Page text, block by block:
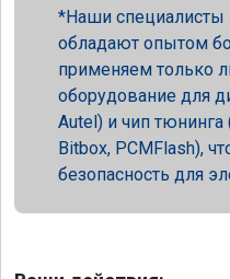
Наши специалисты
обладают опытом
применяем только
оборудование для
Autel) и чип тюнинга
Bitbox, PCMFlash),
безопасность для